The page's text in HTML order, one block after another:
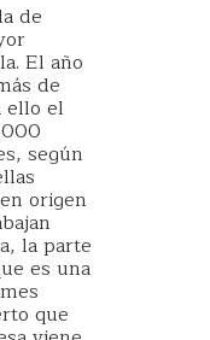
de
El año
de
ello el
según
origen
la parte
es una
que